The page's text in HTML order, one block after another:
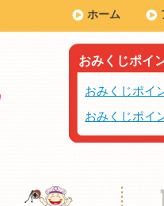
ホーム
おみくじポイ
おみくじポイ
おみくじポイ